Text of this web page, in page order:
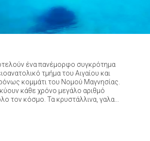
ένα πανέμορφο συγκρότημα
τμήμα του Αιγαίου και
κομμάτι του Νομού Μαγνησίας.
κάθε χρόνο μεγάλο αριθμό
τον κόσμο. Τα κρυστάλλινα, γαλα...